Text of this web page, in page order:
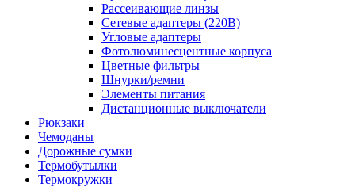
Рассеивающие линзы
Сетевые адаптеры (220В)
Угловые адаптеры
Фотолюминесцентные корпуса
Цветные фильтры
Шнурки/ремни
Элементы питания
Дистанционные выключатели
Рюкзаки
Чемоданы
Дорожные сумки
Термобутылки
Термокружки